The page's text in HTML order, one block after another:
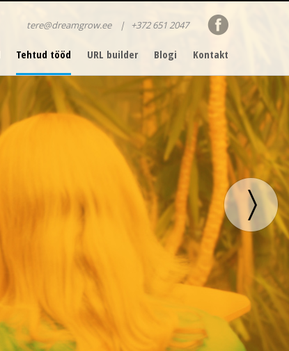
tere@dreamgrow.ee | +372 651 2047
Tehtud tööd URL builder Blogi Kontakt